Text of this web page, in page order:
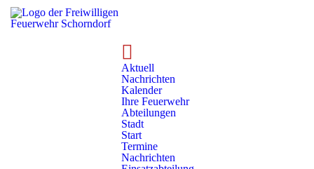
Aktuell
Nachrichten
Kalender
Ihre Feuerwehr
Abteilungen
Stadt
Start
Termine
Nachrichten
RC 7/01 - B-Schlauch 01